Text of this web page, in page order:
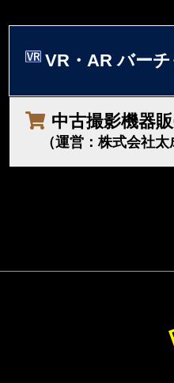
VR・AR バー
中古撮影機器
（運営：株式会社太